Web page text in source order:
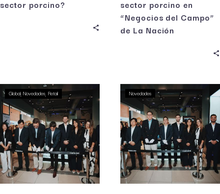
sector porcino?
sector porcino en
“Negocios del Campo”
de La Nación
Global Novedades Retail Novedades